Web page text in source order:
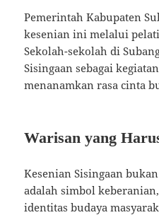
Pemerintah Kabupaten
kesenian ini melalui
Sekolah-sekolah di
Sisingaan sebagai
menanamkan rasa cinta
Warisan yang
Kesenian Sisingaan
adalah simbol
identitas budaya